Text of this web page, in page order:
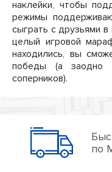
наклейки, чтобы
режимы
сыграть с друзьями в
целый игровой
находились, вы
победы (а заодно
соперников).
по